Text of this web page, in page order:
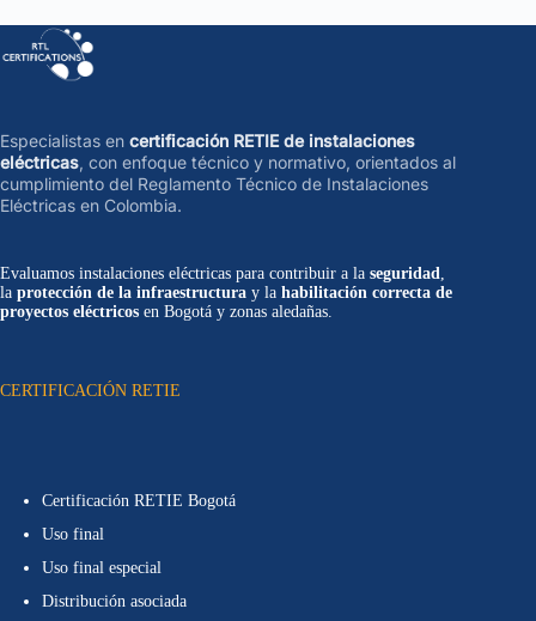
Especialistas en certificación RETIE de instalaciones
eléctricas, con enfoque técnico y normativo, orientados al
cumplimiento del Reglamento Técnico de Instalaciones
Eléctricas en Colombia.
Evaluamos instalaciones eléctricas para contribuir a la seguridad,
la protección de la infraestructura y la habilitación correcta de
proyectos eléctricos en Bogotá y zonas aledañas.
CERTIFICACIÓN RETIE
Certificación RETIE Bogotá
Uso final
Uso final especial
Distribución asociada